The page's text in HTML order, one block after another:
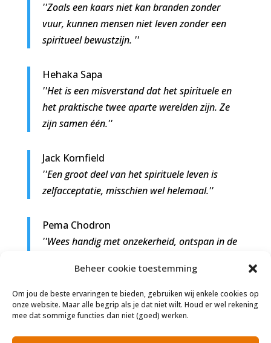
Beheer cookie toestemming
Om jou de beste ervaringen te bieden, gebruiken wij enkele cookies op
onze website. Maar alle begrip als je dat niet wilt. Houd er wel rekening
mee dat sommige functies dan niet (goed) werken.
''Zoals een kaars niet kan branden zonder
vuur, kunnen mensen niet leven zonder een
spiritueel bewustzijn. ''
Hehaka Sapa
''Het is een misverstand dat het spirituele en
het praktische twee aparte werelden zijn. Ze
zijn samen één.''
Jack Kornfield
''Een groot deel van het spirituele leven is
zelfacceptatie, misschien wel helemaal.''
Pema Chodron
''Wees handig met onzekerheid, ontspan in de
spirituele pad.''
Florence Scovel Shinn